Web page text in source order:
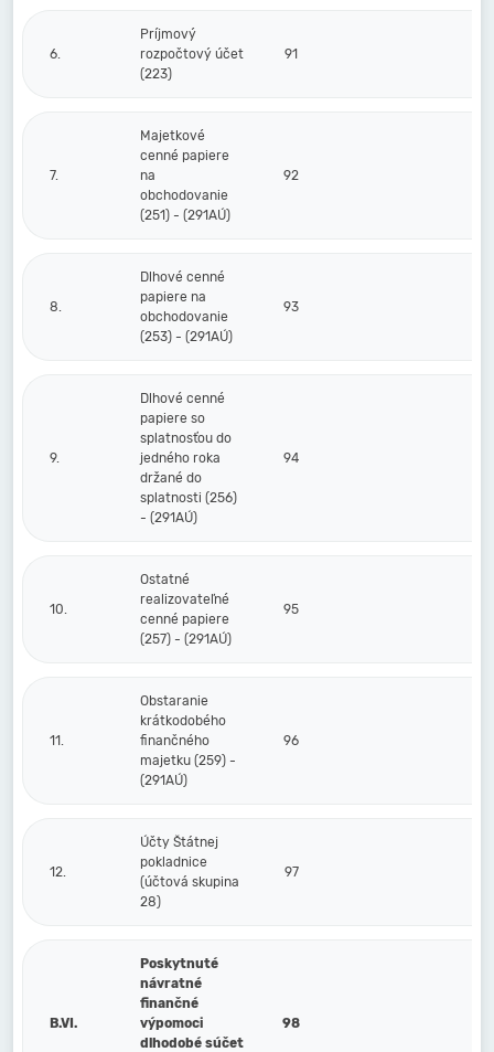
6.
Príjmový
rozpočtový účet
(223)
91
7.
Majetkové
cenné papiere
na
obchodovanie
(251) - (291AÚ)
92
8.
Dlhové cenné
papiere na
obchodovanie
(253) - (291AÚ)
93
9.
Dlhové cenné
papiere so
splatnosťou do
jedného roka
držané do
splatnosti (256)
- (291AÚ)
94
10.
Ostatné
realizovateľné
cenné papiere
(257) - (291AÚ)
95
11.
Obstaranie
krátkodobého
finančného
majetku (259) -
(291AÚ)
96
12.
Účty Štátnej
pokladnice
(účtová skupina
28)
97
B.VI.
Poskytnuté
návratné
finančné
výpomoci
dlhodobé súčet
98